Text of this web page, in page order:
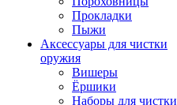
Прокладки
Пыжи
Аксессуары для чистки
оружия
Вишеры
Ёршики
Наборы для чистки